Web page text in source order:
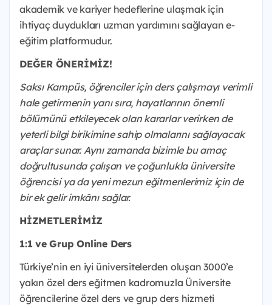
akademik ve kariyer hedeflerine ulaşmak için
ihtiyaç duydukları uzman yardımını sağlayan e-
eğitim platformudur.
DEĞER ÖNERİMİZ!
Saksı Kampüs, öğrenciler için ders çalışmayı verimli
hale getirmenin yanı sıra, hayatlarının önemli
bölümünü etkileyecek olan kararlar verirken de
yeterli bilgi birikimine sahip olmalarını sağlayacak
araçlar sunar. Aynı zamanda bizimle bu amaç
doğrultusunda çalışan ve çoğunlukla üniversite
öğrencisi ya da yeni mezun eğitmenlerimiz için de
bir ek gelir imkânı sağlar.
HİZMETLERİMİZ
1:1 ve Grup Online Ders
Türkiye’nin en iyi üniversitelerden oluşan 3000’e
yakın özel ders eğitmen kadromuzla Üniversite
öğrencilerine özel ders ve grup ders hizmeti